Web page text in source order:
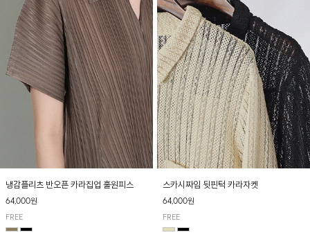
냉감플리츠 반오픈 카라집업 훌원피스
64,000원
FREE
스카시짜임 뒷핀턱 카라자켓
64,000원
FREE